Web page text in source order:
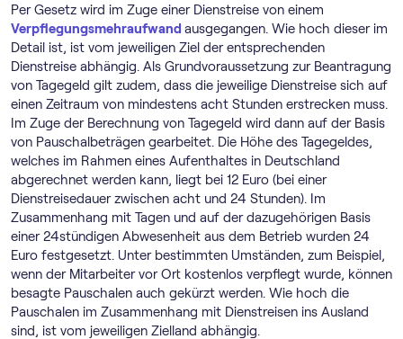
Per Gesetz wird im Zuge einer Dienstreise von einem
Verpflegungsmehraufwand ausgegangen. Wie hoch dieser im
Detail ist, ist vom jeweiligen Ziel der entsprechenden
Dienstreise abhängig. Als Grundvoraussetzung zur Beantragung
von Tagegeld gilt zudem, dass die jeweilige Dienstreise sich auf
einen Zeitraum von mindestens acht Stunden erstrecken muss.
Im Zuge der Berechnung von Tagegeld wird dann auf der Basis
von Pauschalbeträgen gearbeitet. Die Höhe des Tagegeldes,
welches im Rahmen eines Aufenthaltes in Deutschland
abgerechnet werden kann, liegt bei 12 Euro (bei einer
Dienstreisedauer zwischen acht und 24 Stunden). Im
Zusammenhang mit Tagen und auf der dazugehörigen Basis
einer 24stündigen Abwesenheit aus dem Betrieb wurden 24
Euro festgesetzt. Unter bestimmten Umständen, zum Beispiel,
wenn der Mitarbeiter vor Ort kostenlos verpflegt wurde, können
besagte Pauschalen auch gekürzt werden. Wie hoch die
Pauschalen im Zusammenhang mit Dienstreisen ins Ausland
sind, ist vom jeweiligen Zielland abhängig.